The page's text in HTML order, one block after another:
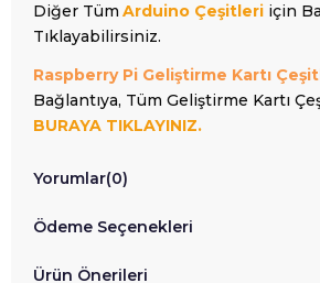
Diğer Tüm Arduino Çeşitleri için
Tıklayabilirsiniz.
Raspberry Pi Geliştirme Kartı
Bağlantıya, Tüm Geliştirme Kartı
BURAYA TIKLAYINIZ.
Yorumlar(0)
Ödeme Seçenekleri
Ürün Önerileri